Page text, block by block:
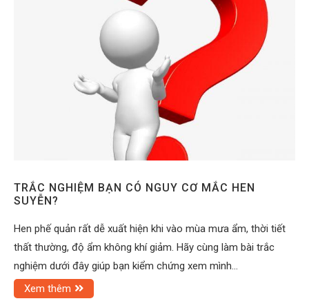
TRẮC NGHIỆM BẠN CÓ NGUY CƠ MẮC HEN
SUYỄN?
Hen phế quản rất dễ xuất hiện khi vào mùa mưa ẩm, thời tiết
thất thường, độ ẩm không khí giảm. Hãy cùng làm bài trắc
nghiệm dưới đây giúp bạn kiểm chứng xem mình…
Xem thêm